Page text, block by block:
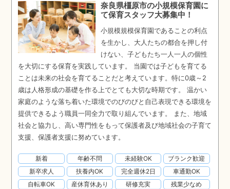
奈良県橿原市の小規模保育園に
て保育スタッフ大募集中！
小規模規模保育園であることの利点
を生かし、大人たちの都合を押し付
けない、子どもたち一人一人の個性
を大切にする保育を実践しています。 当園では子どもを育てる
ことは未来の社会を育てることだと考えています。特に0歳～2
歳は人格形成の基礎を作る上でとても大切な時期です。 温かい
家庭のような落ち着いた環境でのびのびと自己表現できる環境を
提供できるよう職員一同全力で取り組んでいます。 また、地域
社会と協力し、高い専門性をもって保護者及び地域社会の子育て
支援、保護者支援に努めています。
新着 年齢不問 未経験OK
ブランク歓迎
新卒求人
扶養内OK 完全週休2日
車通勤OK
自転車OK
産休育休あり 研修充実
残業少なめ